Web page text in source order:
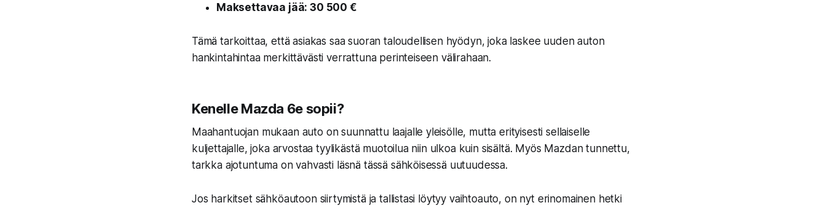
Maksettavaa jää: 30 500 €
Tämä tarkoittaa, että asiakas saa suoran taloudellisen hyödyn, joka laskee uuden auton
hankintahintaa merkittävästi verrattuna perinteiseen välirahaan.
Kenelle Mazda 6e sopii?
Maahantuojan mukaan auto on suunnattu laajalle yleisölle, mutta erityisesti sellaiselle
kuljettajalle, joka arvostaa tyylikästä muotoilua niin ulkoa kuin sisältä. Myös Mazdan tunnettu,
tarkka ajotuntuma on vahvasti läsnä tässä sähköisessä uutuudessa.
Jos harkitset sähköautoon siirtymistä ja tallistasi löytyy vaihtoauto, on nyt erinomainen hetki